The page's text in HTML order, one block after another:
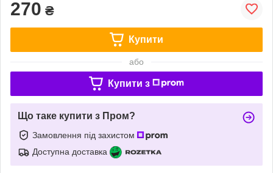
270 ₴
Купити
або
Купити з
Що таке купити з Пром?
Замовлення під захистом
Доступна доставка